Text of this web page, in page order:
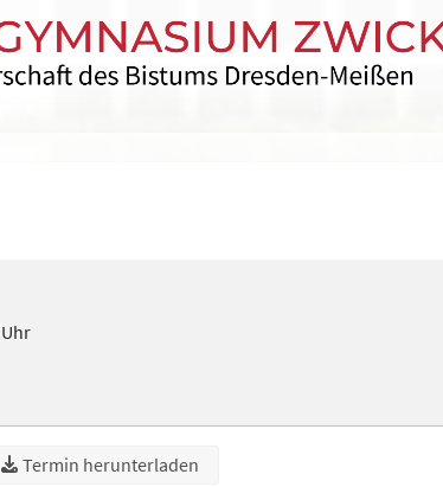
Termin herunterladen